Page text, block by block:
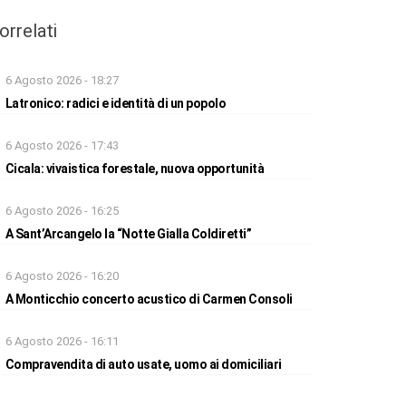
6 Agosto 2026 - 18:27
Latronico: radici e identità di un popolo
6 Agosto 2026 - 17:43
Cicala: vivaistica forestale, nuova opportunità
6 Agosto 2026 - 16:25
A Sant’Arcangelo la “Notte Gialla Coldiretti”
6 Agosto 2026 - 16:20
A Monticchio concerto acustico di Carmen Consoli
6 Agosto 2026 - 16:11
Compravendita di auto usate, uomo ai domiciliari